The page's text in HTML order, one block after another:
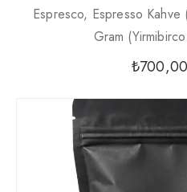
Espresco, Espresso
Gram
₺700,00